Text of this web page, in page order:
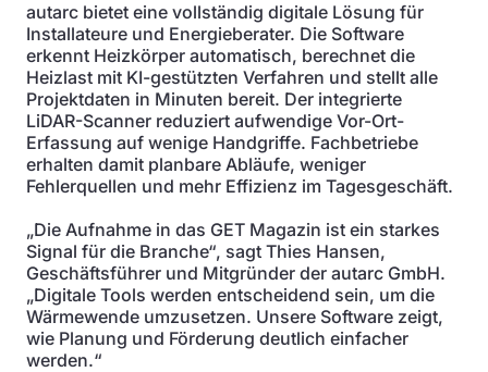
autarc bietet eine vollständig digitale Lösung für
Installateure und Energieberater. Die Software
erkennt Heizkörper automatisch, berechnet die
Heizlast mit KI-gestützten Verfahren und stellt alle
Projektdaten in Minuten bereit. Der integrierte
LiDAR-Scanner reduziert aufwendige Vor-Ort-
Erfassung auf wenige Handgriffe. Fachbetriebe
erhalten damit planbare Abläufe, weniger
Fehlerquellen und mehr Effizienz im Tagesgeschäft.
„Die Aufnahme in das GET Magazin ist ein starkes
Signal für die Branche“, sagt Thies Hansen,
Geschäftsführer und Mitgründer der autarc GmbH.
„Digitale Tools werden entscheidend sein, um die
Wärmewende umzusetzen. Unsere Software zeigt,
wie Planung und Förderung deutlich einfacher
werden.“